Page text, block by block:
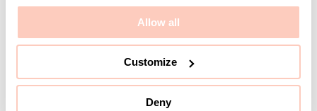
Allow all
Customize
Deny